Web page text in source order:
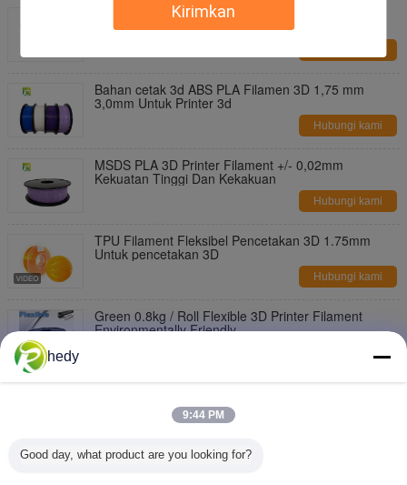
Kirimkan
2.2 Lb 3.0mm PLA 3d Printer Filament 340m
Panjang ± 0,02mm Toleransi
Bahan cetak 3d ABS PLA Filamen 3D 1,75 mm
3,0mm Untuk Printer 3d
Hubungi kami
MSDS PLA 3D Printer Filament +/- 0,02mm
Kekuatan Tinggi Dan Kekakuan
Hubungi kami
TPU Filament Fleksibel Pencetakan 3D 1.75mm
Untuk pencetakan 3D
Hubungi kami
Green 0.8kg / Roll Flexible 3D Printer Filament
Environmentally Friendly
mm Untuk 3D Printer
High Soft TPU Rubber 3D Printer Filament 1.75mm /
hedy
9:44 PM
Good day, what product are you looking for?